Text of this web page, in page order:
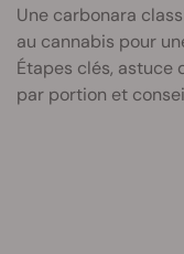
Une carbonara
au cannabis pour
Étapes clés, astuce
par portion et